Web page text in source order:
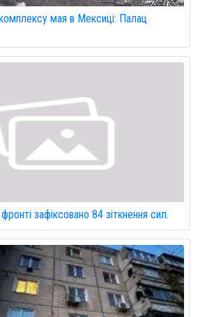
мая в Мексиці: Палац
зафіксовано 84 зіткнення сил.